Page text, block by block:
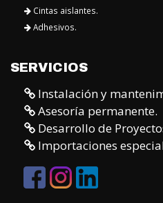
Cintas aislantes.
Adhesivos.
SERVICIOS
Instalación y
Asesoría permanente.
Desarrollo de
Importaciones